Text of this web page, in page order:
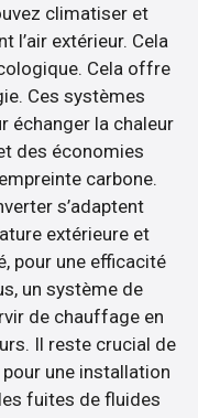
climatiser et
l’air extérieur. Cela
Cela offre
Ces systèmes
échanger la chaleur
des économies
carbone.
s’adaptent
extérieure et
pour une efficacité
un système de
de chauffage en
Il reste crucial de
une installation
fuites de fluides